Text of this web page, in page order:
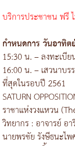
บริการประชาชน ฟรี
กำหนดการ วันอาทิ
15:30 น. – ลงทะเบี
16:00 น. – เสวนาบร
ที่สุดในรอบปี 2561
SATURN
ราชาแห่งวงแหวน
วิทยากร : อาจารย์ อ
นายพรชัย รังษีธนะไ